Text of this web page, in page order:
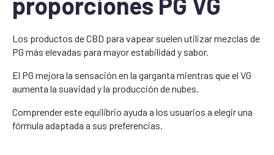
Los productos de CBD para vapear suelen utilizar mezclas de
PG más elevadas para mayor estabilidad y sabor.
El PG mejora la sensación en la garganta mientras que el VG
aumenta la suavidad y la producción de nubes.
Comprender este equilibrio ayuda a los usuarios a elegir una
fórmula adaptada a sus preferencias.